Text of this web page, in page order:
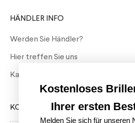
HÄNDLER INFO
Werden Sie Händler?
Hier treffen Sie uns
Katalog
KOSTENLOSES REINIGUNGSSET!
Kostenloses
Ihrer ersten
Melden Sie sich für unseren